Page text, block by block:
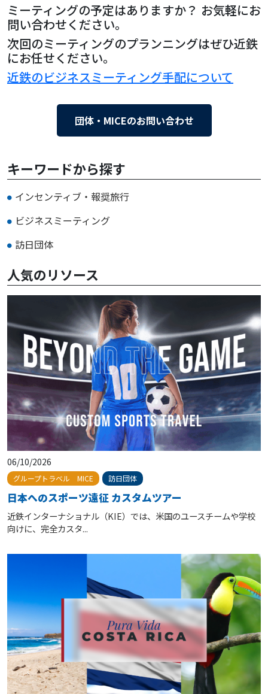
ミーティングの予定はありますか？ お気軽にお
問い合わせください。
次回のミーティングのプランニングはぜひ近鉄
にお任せください。
近鉄のビジネスミーティング手配について
団体・MICEのお問い合わせ
キーワードから探す
インセンティブ・報奨旅行
ビジネスミーティング
訪日団体
人気のリソース
06/10/2026
グループトラベル MICE 訪日団体
日本へのスポーツ遠征 カスタムツアー
近鉄インターナショナル（KIE）では、米国のユースチームや学校
向けに、完全カスタ...